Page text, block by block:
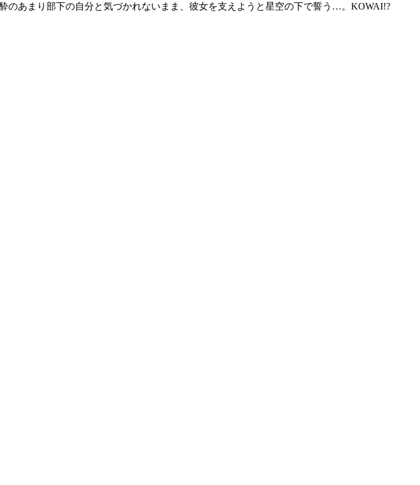
のあまり部下の自分と気づかれないまま、彼女を支えようと星空の下で誓う…。KOWAI!?